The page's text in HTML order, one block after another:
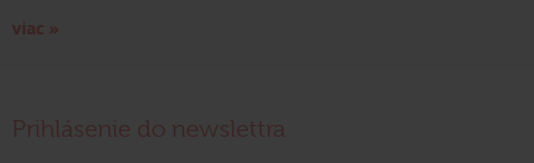
viac »
Prihlásenie do newslettra